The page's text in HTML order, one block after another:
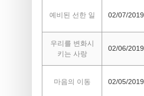
예비된 선한 일 02/07/2019
우리를 변화시
키는 사랑
02/06/2019
마음의 이동 02/05/2019